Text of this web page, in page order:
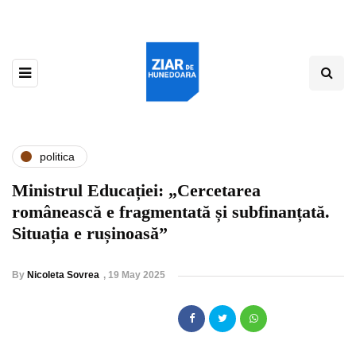
politica
Ministrul Educației: „Cercetarea
românească e fragmentată și subfinanțată.
Situația e rușinoasă”
By Nicoleta Sovrea , 19 May 2025